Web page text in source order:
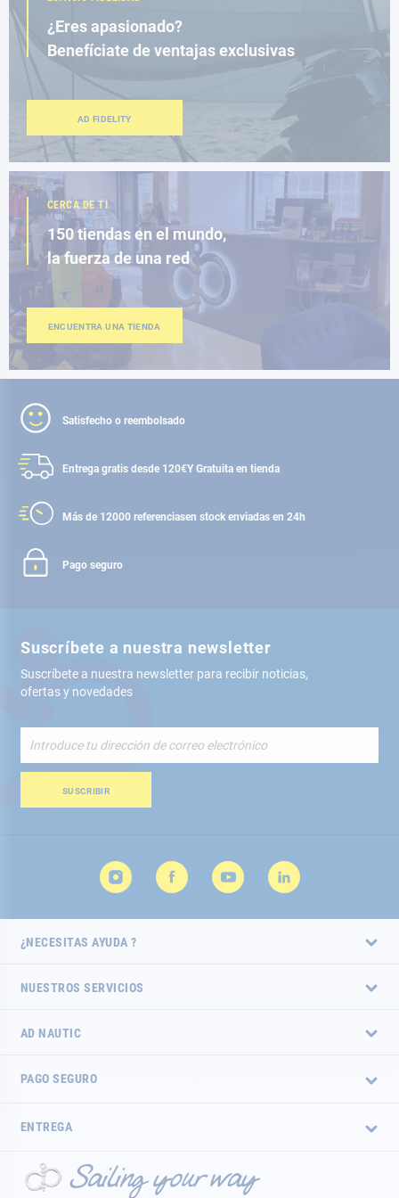
¿Eres apasionado?
Benefíciate de ventajas exclusivas
AD FIDELITY
CERCA DE TI
150 tiendas en el mundo,
la fuerza de una red
ENCUENTRA UNA TIENDA
Satisfecho o reembolsado
Entrega gratis desde 120€Y Gratuita en tienda
Más de 12000 referenciasen stock enviadas en 24h
Pago seguro
Suscríbete a nuestra newsletter
Suscríbete a nuestra newsletter para recibir noticias,
ofertas y novedades
nuestro
de
SUSCRIBIR
¿NECESITAS AYUDA ?
NUESTROS SERVICIOS
AD NAUTIC
PAGO SEGURO
ENTREGA